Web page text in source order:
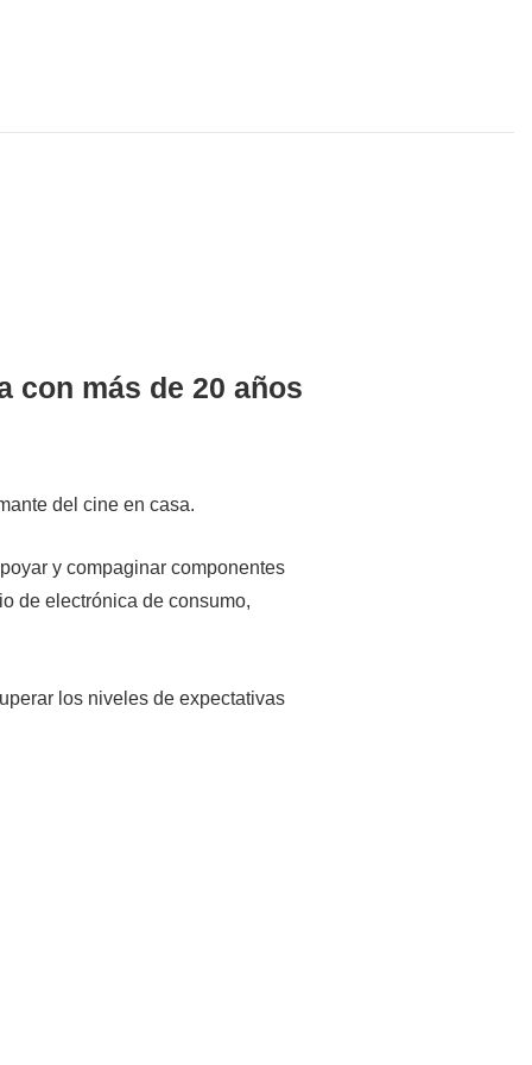
con más de 20 años
del cine en casa.
y compaginar componentes
de electrónica de consumo,
los niveles de expectativas